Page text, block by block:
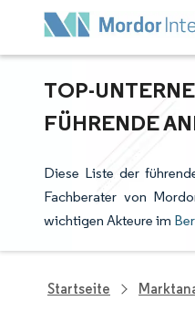
TOP-
FÜHRENDE
Diese Liste der
Fachberater von
wichtigen Akteure im
Startseite